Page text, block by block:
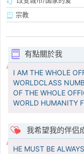
宗教
有點關於我
I AM THE WHOLE
WORLDCLASS
OF THE WHOLE
WORLD HUMANITY
我希望我的伴侣
HE MUST BE